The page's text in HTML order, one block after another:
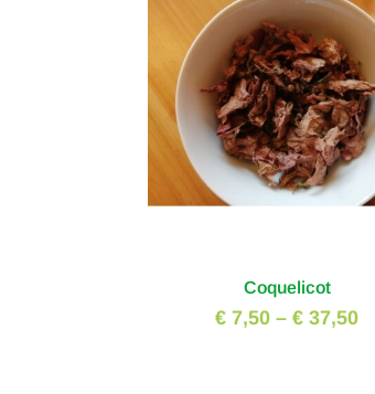
Coquelicot
€ 7,50 –€ 37,50